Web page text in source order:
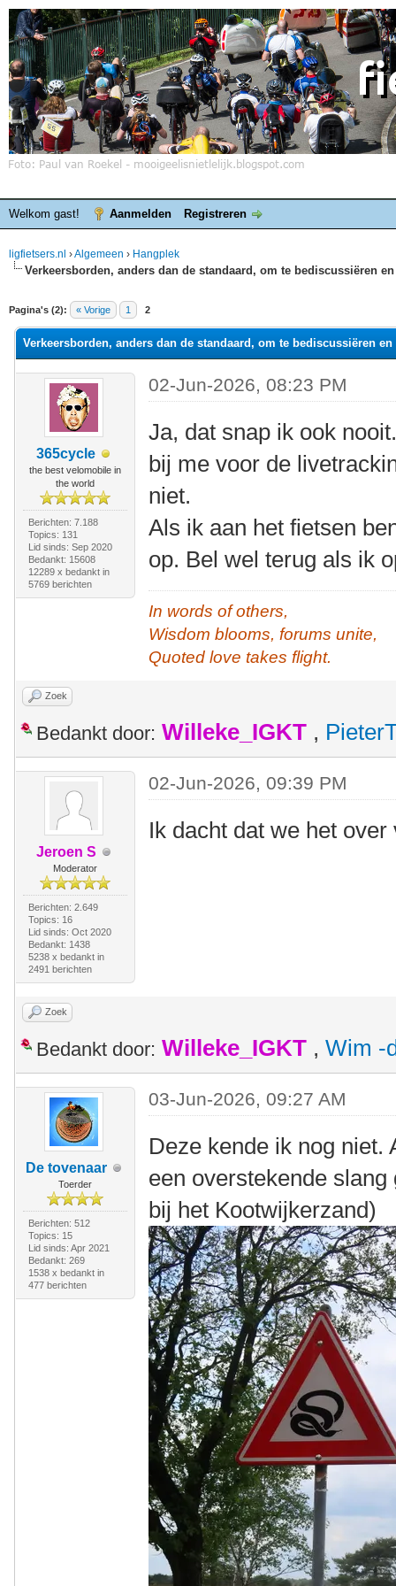
Welkom gast! Aanmelden Registreren
ligfietsers.nl ›Algemeen › Hangplek
Verkeersborden, anders dan de standaard, om te bediscussiëren
Pagina's (2): « Vorige 1 2
waardering is 0
Verkeersborden, anders dan de standaard, om te bediscussiëren en
365cycle
the best velomobile in
the world
Berichten: 7.188
Topics: 131
Lid sinds: Sep 2020
Bedankt: 15608
12289 x bedankt in
5769 berichten
02-Jun-2026, 08:23 PM
Ja, dat snap ik ook
bij me voor de
niet.
Als ik aan het fietsen
op. Bel wel terug als ik
In words of others,
Wisdom blooms, forums unite,
Quoted love takes flight.
Zoek
Bedankt door: Willeke_IGKT ,
Jeroen S
Moderator
Berichten: 2.649
Topics: 16
Lid sinds: Oct 2020
Bedankt: 1438
5238 x bedankt in
2491 berichten
02-Jun-2026, 09:39 PM
Ik dacht dat we het
Zoek
Bedankt door: Willeke_IGKT , Wim -
De tovenaar
Toerder
Berichten: 512
Topics: 15
Lid sinds: Apr 2021
Bedankt: 269
1538 x bedankt in
477 berichten
03-Jun-2026, 09:27 AM
Deze kende ik nog niet.
een overstekende
bij het Kootwijkerzand)